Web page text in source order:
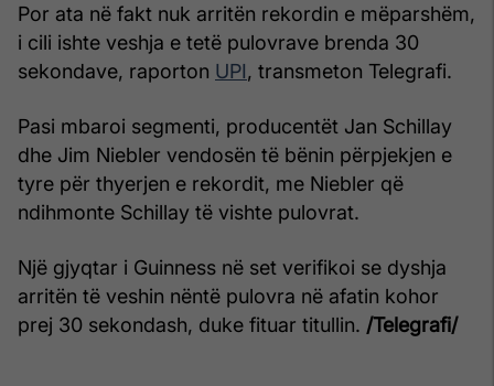
Por ata në fakt nuk arritën rekordin e mëparshëm,
i cili ishte veshja e tetë pulovrave brenda 30
sekondave, raporton UPI, transmeton Telegrafi.
Pasi mbaroi segmenti, producentët Jan Schillay
dhe Jim Niebler vendosën të bënin përpjekjen e
tyre për thyerjen e rekordit, me Niebler që
ndihmonte Schillay të vishte pulovrat.
Një gjyqtar i Guinness në set verifikoi se dyshja
arritën të veshin nëntë pulovra në afatin kohor
prej 30 sekondash, duke fituar titullin. /Telegrafi/